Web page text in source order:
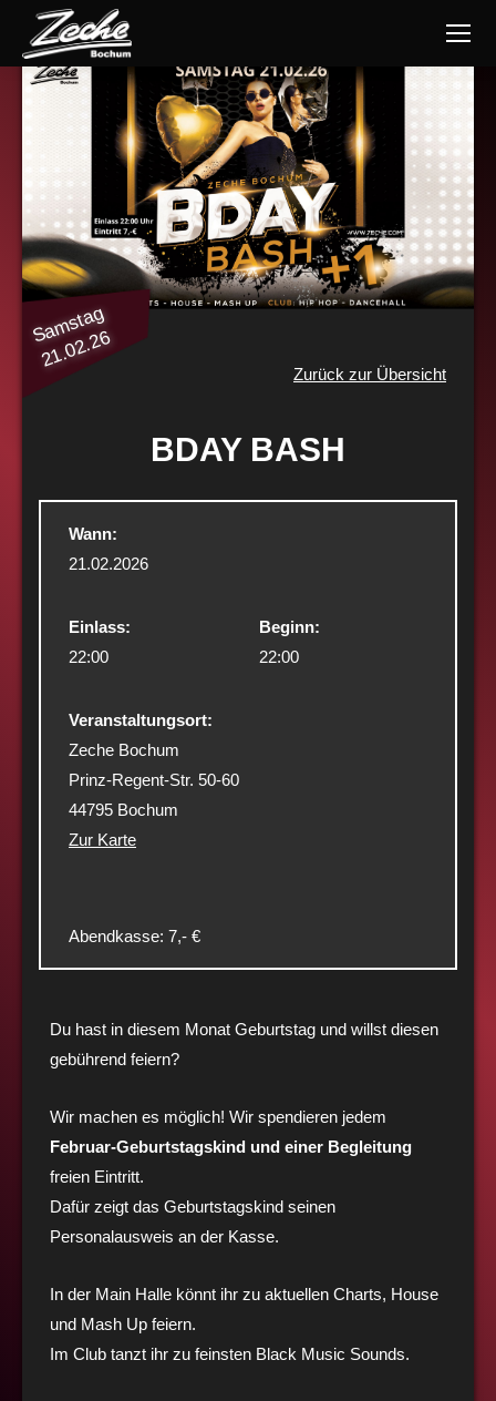
Samstag
21.02.26
Zurück zur Übersicht
BDAY BASH
Wann:
21.02.2026
Einlass:
22:00
Beginn:
22:00
Veranstaltungsort:
Zeche Bochum
Prinz-Regent-Str. 50-60
44795 Bochum
Zur Karte
Abendkasse: 7,- €
Du hast in diesem Monat Geburtstag und willst diesen
gebührend feiern?
Wir machen es möglich! Wir spendieren jedem
Februar-Geburtstagskind und einer Begleitung
freien Eintritt.
Dafür zeigt das Geburtstagskind seinen
Personalausweis an der Kasse.
In der Main Halle könnt ihr zu aktuellen Charts, House
und Mash Up feiern.
Im Club tanzt ihr zu feinsten Black Music Sounds.